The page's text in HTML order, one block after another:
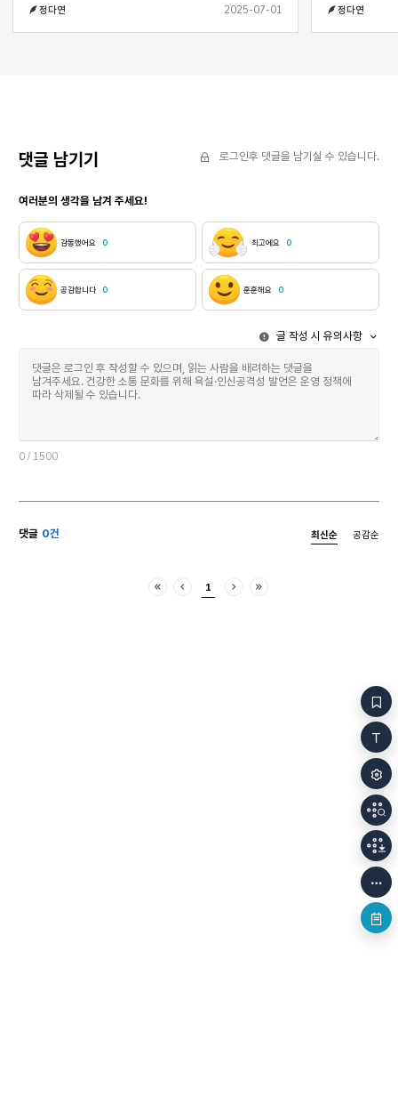
눈이라고 본 적도 밟아 본 적도 없는 먼 나라의 죽은
단어를 소리 내 발음한다 촛불이 꺼진다 여름 초거성이
이곳에 안내자도 없이 턱끝까지 숨이 차 폐 속까지 찬
공기가 들이찰 때 어쩐지 벌을 받는 것 같지만
날카롭지만 무엇도 베지 않는 그 윤곽을 훔치고 싶다
눈이 덮었다 그 많은 구덩이를 피를 단호하게 조부의
임종은 무엇 하나 미화시키지 못했지만 이 눈은 세상의
것들로 오염될 것 같지 않다 리셋할 수 있을 것 같다
어느 방향에 서 있어도 빛이 돌아오도록 설계된
반사경처럼 손바닥에 눈이 도착한다 깨뜨린다
머리끈이 쥐어져 있다 아이는 그것을 가위로 자른다
무언가를 갖겠다는 것이 어떤 것을 절단하는 일이라는
걸 학습하면서 가방에 집어넣는다 안은 이미 조잡한
모르게 탐낸 첫 번째 아름다움이다 아이는 혼자서 별을
바라본다 부모가 자신에게 그러했듯이 멋대로 이름을
눈동자가 영문 없이 빛난다 별이 그러하듯이 아이는
방안을 드리운다 아이는 자기 자신에게서 가장 밝게
들어가지 않는 첫 번째 비밀이다 누구도 방문을
정다연 2025-07-01
혼자여야만 하지만 소녀는 올 것이다
피를 밝힐 가장 밝은 섬광 하나를 부싯돌처럼 품고
정다연
댓글 남기기 로그인후 댓글을 남기실 수 있습니다.
여러분의 생각을 남겨 주세요!
감동했어요 0 최고에요 0
공감합니다 0 훈훈해요 0
글 작성 시 유의사항
0 / 1500
댓글 0건 최신순 공감순
처음 이전 1 다음마지막